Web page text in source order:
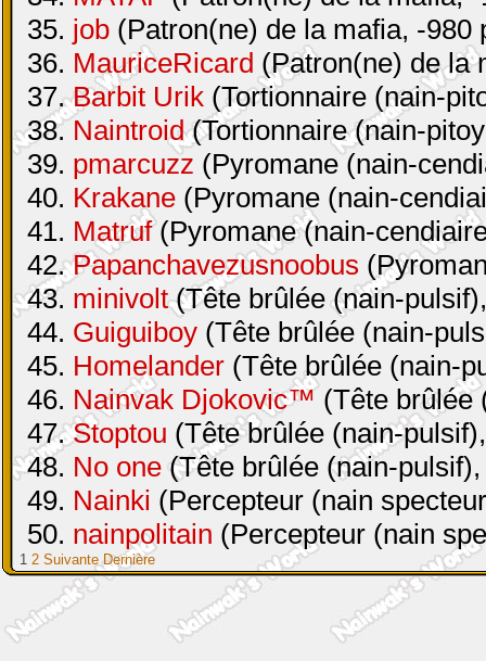
35. job (Patron(ne) de la mafia, -980
36. MauriceRicard (Patron(ne) de la
37.Barbit Urik (Tortionnaire (nain-
38. Naintroid(Tortionnaire (nain-
39. pmarcuzz (Pyromane (nain-
40. Krakane (Pyromane (nain-
41. Matruf(Pyromane (nain-
42.Papanchavezusnoobus
43. minivolt(Tête brûlée (nain-
44. Guiguiboy (Tête brûlée (nain-
45. Homelander (Tête brûlée (nain-
46. Nainvak Djokovic™(Tête brûlée
47.Stoptou (Tête brûlée (nain-
48. No one (Tête brûlée (nain-
49. Nainki (Percepteur (nain
50. nainpolitain (Percepteur (nain
1 2 Suivante Dernière